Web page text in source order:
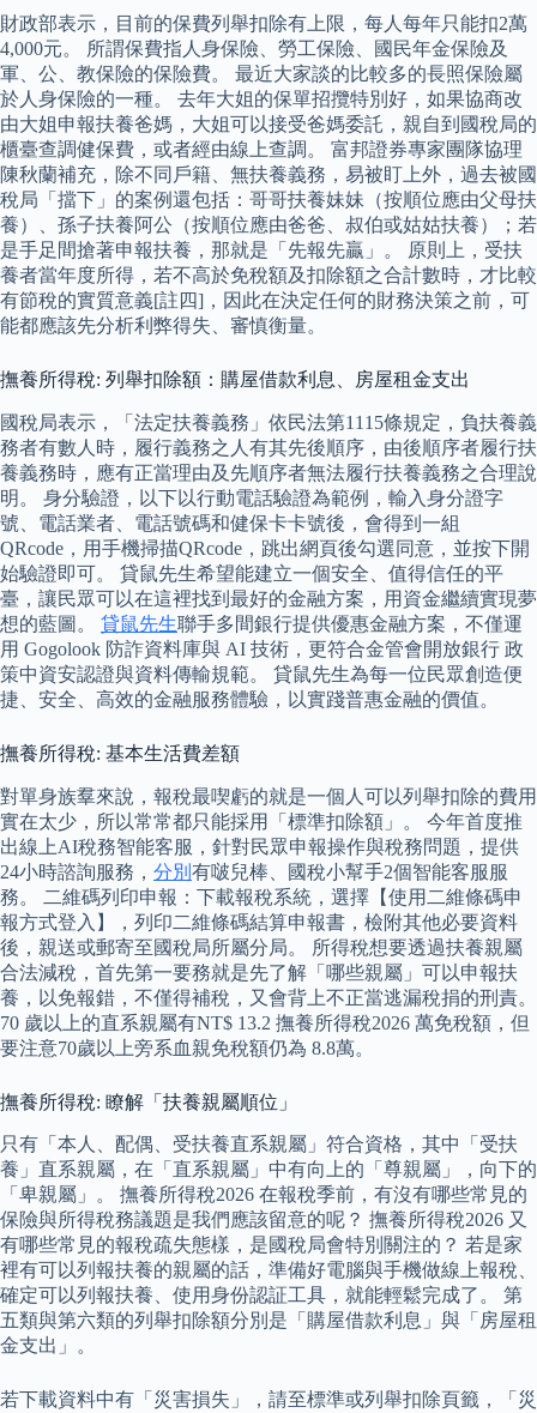
財政部表示，目前的保費列舉扣除有上限，每人每年只能扣2萬
4,000元。 所謂保費指人身保險、勞工保險、國民年金保險及
軍、公、教保險的保險費。 最近大家談的比較多的長照保險屬
於人身保險的一種。 去年大姐的保單招攬特別好，如果協商改
由大姐申報扶養爸媽，大姐可以接受爸媽委託，親自到國稅局的
櫃臺查調健保費，或者經由線上查調。 富邦證券專家團隊協理
陳秋蘭補充，除不同戶籍、無扶養義務，易被盯上外，過去被國
稅局「擋下」的案例還包括：哥哥扶養妹妹（按順位應由父母扶
養）、孫子扶養阿公（按順位應由爸爸、叔伯或姑姑扶養）；若
是手足間搶著申報扶養，那就是「先報先贏」。 原則上，受扶
養者當年度所得，若不高於免稅額及扣除額之合計數時，才比較
有節稅的實質意義[註四]，因此在決定任何的財務決策之前，可
能都應該先分析利弊得失、審慎衡量。
撫養所得稅: 列舉扣除額：購屋借款利息、房屋租金支出
國稅局表示，「法定扶養義務」依民法第1115條規定，負扶養義
務者有數人時，履行義務之人有其先後順序，由後順序者履行扶
養義務時，應有正當理由及先順序者無法履行扶養義務之合理說
明。 身分驗證，以下以行動電話驗證為範例，輸入身分證字
號、電話業者、電話號碼和健保卡卡號後，會得到一組
QRcode，用手機掃描QRcode，跳出網頁後勾選同意，並按下開
始驗證即可。 貸鼠先生希望能建立一個安全、值得信任的平
臺，讓民眾可以在這裡找到最好的金融方案，用資金繼續實現夢
想的藍圖。 貸鼠先生聯手多間銀行提供優惠金融方案，不僅運
用 Gogolook 防詐資料庫與 AI 技術，更符合金管會開放銀行 政
策中資安認證與資料傳輸規範。 貸鼠先生為每一位民眾創造便
捷、安全、高效的金融服務體驗，以實踐普惠金融的價值。
撫養所得稅: 基本生活費差額
對單身族羣來說，報稅最喫虧的就是一個人可以列舉扣除的費用
實在太少，所以常常都只能採用「標準扣除額」。 今年首度推
出線上AI稅務智能客服，針對民眾申報操作與稅務問題，提供
24小時諮詢服務， 分別 有啵兒棒、國稅小幫手2個智能客服服
務。 二維碼列印申報：下載報稅系統，選擇【使用二維條碼申
報方式登入】，列印二維條碼結算申報書，檢附其他必要資料
後，親送或郵寄至國稅局所屬分局。 所得稅想要透過扶養親屬
合法減稅，首先第一要務就是先了解「哪些親屬」可以申報扶
養，以免報錯，不僅得補稅，又會背上不正當逃漏稅捐的刑責。
70 歲以上的直系親屬有NT$ 13.2 撫養所得稅2026 萬免稅額，但
要注意70歲以上旁系血親免稅額仍為 8.8萬。
撫養所得稅: 瞭解「扶養親屬順位」
只有「本人、配偶、受扶養直系親屬」符合資格，其中「受扶
養」直系親屬，在「直系親屬」中有向上的「尊親屬」，向下的
「卑親屬」。 撫養所得稅2026 在報稅季前，有沒有哪些常見的
保險與所得稅務議題是我們應該留意的呢？ 撫養所得稅2026 又
有哪些常見的報稅疏失態樣，是國稅局會特別關注的？ 若是家
裡有可以列報扶養的親屬的話，準備好電腦與手機做線上報稅、
確定可以列報扶養、使用身份認証工具，就能輕鬆完成了。 第
五類與第六類的列舉扣除額分別是「購屋借款利息」與「房屋租
金支出」。
若下載資料中有「災害損失」，請至標準或列舉扣除頁籤，「災